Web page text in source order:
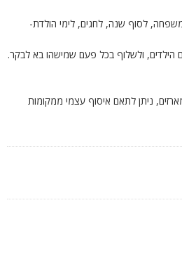
לסוף שנה, לחגים, לימי הולדת-
ולשלוף בכל פעם שמישהו בא לבקר.
ניתן לתאם איסוף עצמי ממקומות